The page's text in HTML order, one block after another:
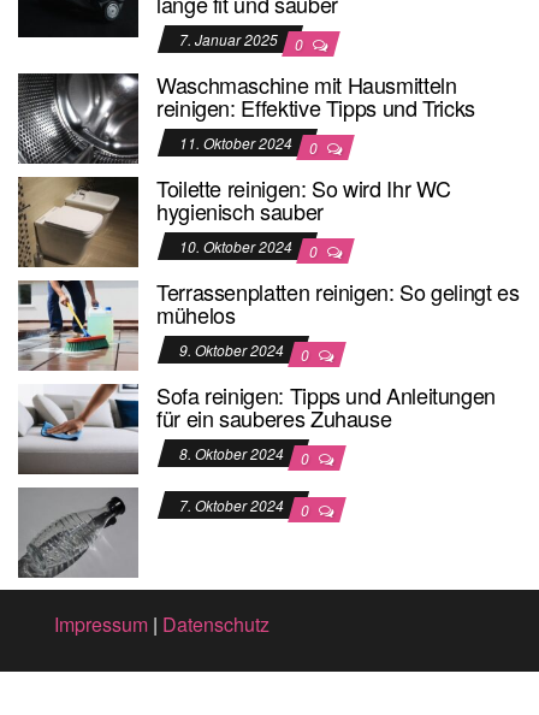
7. Januar 2025 0
Waschmaschine mit Hausmitteln
reinigen: Effektive Tipps und Tricks
11. Oktober 2024 0
Toilette reinigen: So wird Ihr WC
hygienisch sauber
10. Oktober 2024 0
Terrassenplatten reinigen: So gelingt es
mühelos
9. Oktober 2024 0
Sofa reinigen: Tipps und Anleitungen
für ein sauberes Zuhause
8. Oktober 2024 0
7. Oktober 2024 0
Impressum | Datenschutz